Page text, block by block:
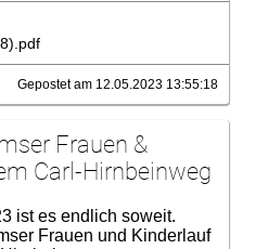
Gepostet am 12.05.2023 13:55:18
Frauen &
Carl-Hirnbeinweg
ist es endlich soweit.
Frauen und Kinderlauf